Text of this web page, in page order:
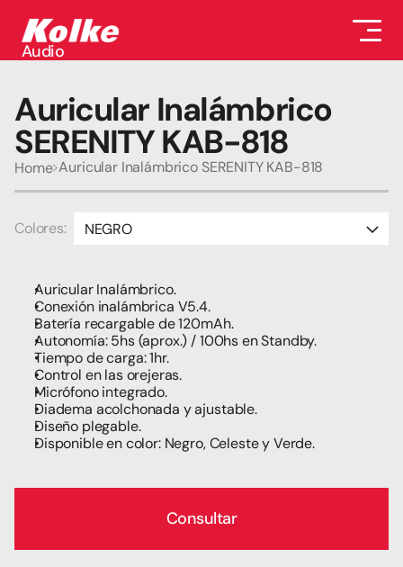
Audio
Auriculares
Conectividad
Gaming
Seguridad
Tabletas
Auricular Inalámbrico
SERENITY KAB-818
Home Auricular Inalámbrico SERENITY KAB-818
Colores:
NEGRO
VERDE
Auricular Inalámbrico.
Conexión inalámbrica V5.4.
Batería recargable de 120mAh.
Autonomía: 5hs (aprox.) / 100hs en Standby.
Tiempo de carga: 1hr.
Control en las orejeras.
Micrófono integrado.
Diadema acolchonada y ajustable.
Diseño plegable.
Disponible en color: Negro, Celeste y Verde.
Consultar